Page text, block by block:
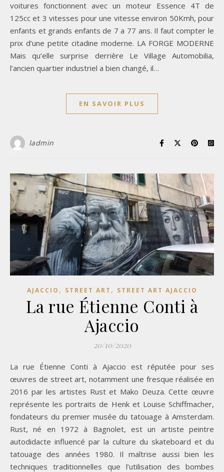
voitures fonctionnent avec un moteur Essence 4T de
125cc et 3 vitesses pour une vitesse environ 50Kmh, pour
enfants et grands enfants de 7 a 77 ans. Il faut compter le
prix d’une petite citadine moderne. LA FORGE MODERNE
Mais qu’elle surprise derrière Le Village Automobilia,
l’ancien quartier industriel a bien changé, il…
EN SAVOIR PLUS
ladmin
AJACCIO , STREET ART , STREET ART AJACCIO
La rue Étienne Conti à
Ajaccio
20/10/2020
La rue Étienne Conti à Ajaccio est réputée pour ses
œuvres de street art, notamment une fresque réalisée en
2016 par les artistes Rust et Mako Deuza. Cette œuvre
représente les portraits de Henk et Louise Schiffmacher,
fondateurs du premier musée du tatouage à Amsterdam.
Rust, né en 1972 à Bagnolet, est un artiste peintre
autodidacte influencé par la culture du skateboard et du
tatouage des années 1980. Il maîtrise aussi bien les
techniques traditionnelles que l’utilisation des bombes